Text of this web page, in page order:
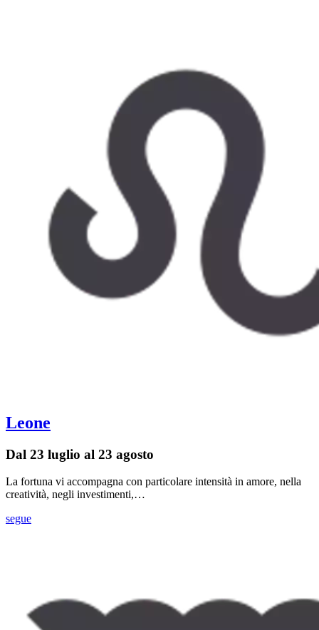
Leone
Dal 23 luglio al 23 agosto
La fortuna vi accompagna con particolare intensità in amore, nella
creatività, negli investimenti,…
segue